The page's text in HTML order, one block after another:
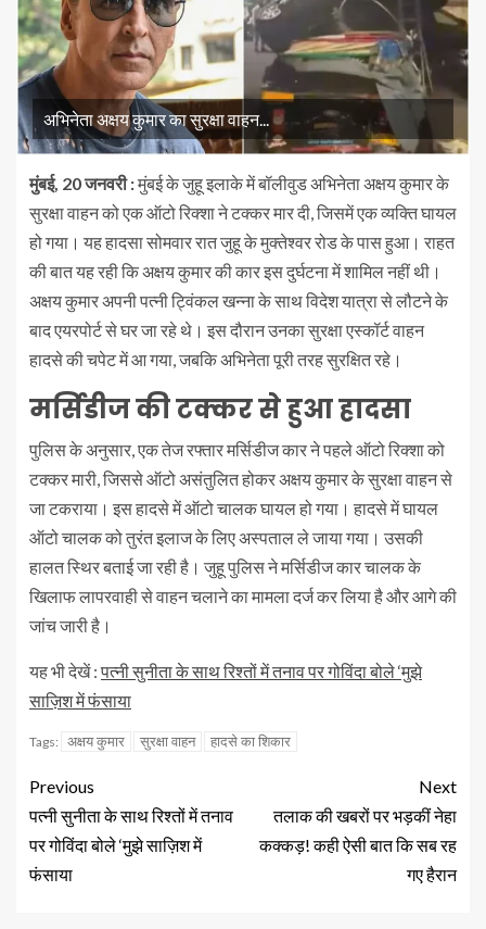
अभिनेता अक्षय कुमार का सुरक्षा वाहन...
मुंबई, 20 जनवरी :मुंबई के जुहू इलाके में बॉलीवुड अभिनेता अक्षय कुमार के
सुरक्षा वाहन को एक ऑटो रिक्शा ने टक्कर मार दी, जिसमें एक व्यक्ति घायल
हो गया। यह हादसा सोमवार रात जुहू के मुक्तेश्वर रोड के पास हुआ। राहत
की बात यह रही कि अक्षय कुमार की कार इस दुर्घटना में शामिल नहीं थी।
अक्षय कुमार अपनी पत्नी ट्विंकल खन्ना के साथ विदेश यात्रा से लौटने के
बाद एयरपोर्ट से घर जा रहे थे। इस दौरान उनका सुरक्षा एस्कॉर्ट वाहन
हादसे की चपेट में आ गया, जबकि अभिनेता पूरी तरह सुरक्षित रहे।
मर्सिडीज की टक्कर से हुआ हादसा
पुलिस के अनुसार, एक तेज रफ्तार मर्सिडीज कार ने पहले ऑटो रिक्शा को
टक्कर मारी, जिससे ऑटो असंतुलित होकर अक्षय कुमार के सुरक्षा वाहन से
जा टकराया। इस हादसे में ऑटो चालक घायल हो गया। हादसे में घायल
ऑटो चालक को तुरंत इलाज के लिए अस्पताल ले जाया गया। उसकी
हालत स्थिर बताई जा रही है। जुहू पुलिस ने मर्सिडीज कार चालक के
खिलाफ लापरवाही से वाहन चलाने का मामला दर्ज कर लिया है और आगे की
जांच जारी है।
यह भी देखें :पत्नी सुनीता के साथ रिश्तों में तनाव पर गोविंदा बोले ‘मुझे
साज़िश में फंसाया
Tags: अक्षय कुमार सुरक्षा वाहन हादसे का शिकार
Previous
पत्नी सुनीता के साथ रिश्तों में तनाव
पर गोविंदा बोले ‘मुझे साज़िश में
फंसाया
Next
तलाक की खबरों पर भड़कीं नेहा
कक्कड़! कही ऐसी बात कि सब रह
गए हैरान